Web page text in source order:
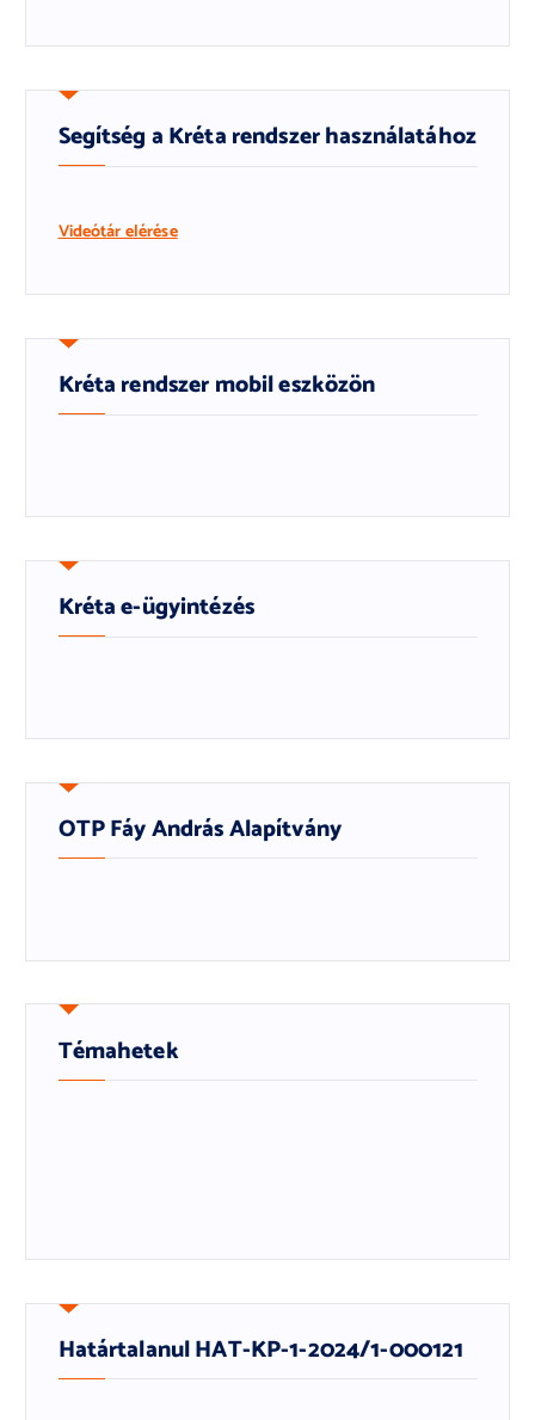
Segítség a Kréta rendszer használatához
Videótár elérése
Kréta rendszer mobil eszközön
Kréta e-ügyintézés
OTP Fáy András Alapítvány
Témahetek
Határtalanul HAT-KP-1-2024/1-000121